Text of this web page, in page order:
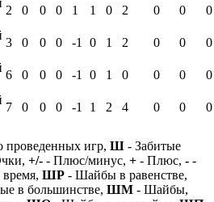
2 0 0 0 1 1 0 2 0 0
0
3 0 0 0 -1 0 1 2 0 0
0
6 0 0 0 -1 0 1 0 0 0
0
7 0 0 0 -1 1 2 4 0 0
0
проведенных игр, Ш - Забитые
+/- - Плюс/минус, + - Плюс, - -
ШР - Шайбы в равенстве,
в большинстве, ШМ - Шайбы,